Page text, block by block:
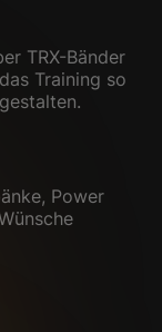
TRX-Bänder
Training so
Power